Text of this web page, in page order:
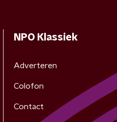
NPO Klassiek
Adverteren
Colofon
Contact